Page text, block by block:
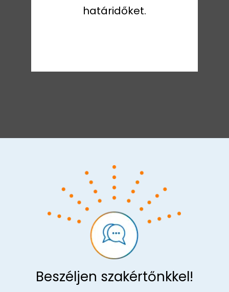
határidőket.
Beszéljen szakértőnkkel!